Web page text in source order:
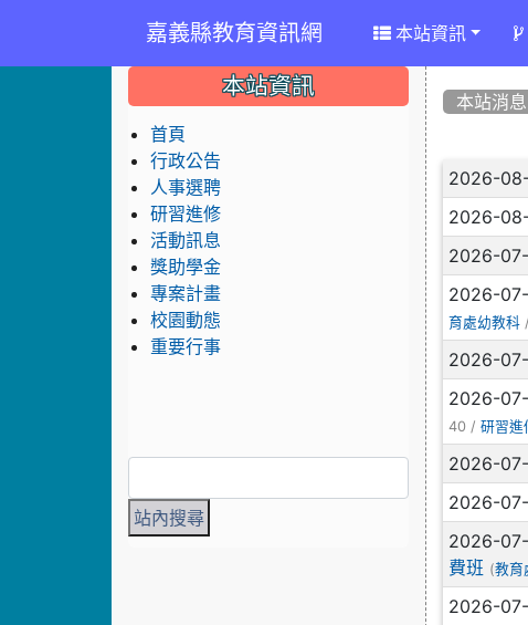
嘉義縣教育資訊網 本站資訊
本站消息
文章
2026-
2026-
2026-
2026-
育處幼教科
2026-
2026-
40 /研習進
2026-
2026-
2026-
費班 (教育
2026-
::: 本站資訊
首頁
行政公告
人事選聘
研習進修
活動訊息
獎助學金
專案計畫
校園動態
重要行事